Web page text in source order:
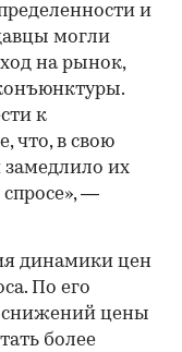
и
могли
на рынок,
к
что, в свою
их
—
динамики цен
По его
цены
более